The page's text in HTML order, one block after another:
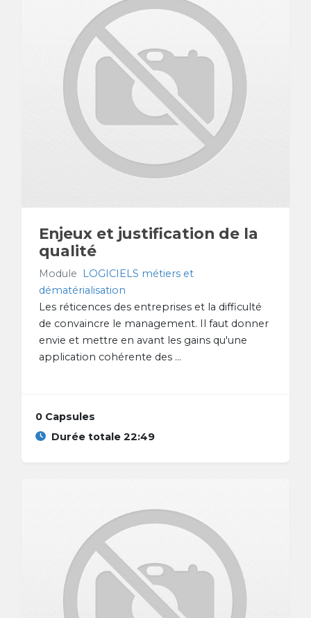
Enjeux et justification de la
qualité
Module
LOGICIELS métiers et
dématérialisation
Les réticences des entreprises et la difficulté
de convaincre le management. Il faut donner
envie et mettre en avant les gains qu'une
application cohérente des ...
0 Capsules
Durée totale 22:49